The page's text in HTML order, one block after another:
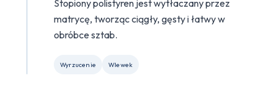
Stopiony polistyren jest wytłaczany przez
matrycę, tworząc ciągły, gęsty i łatwy w
obróbce sztab.
Wyrzucenie Wlewek